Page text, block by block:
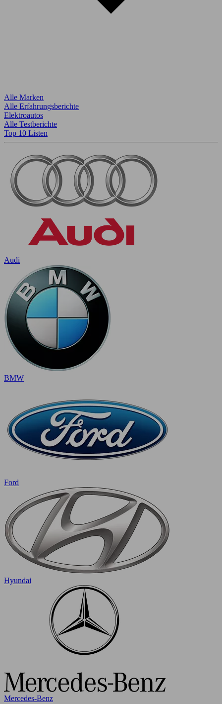
Alle Marken
Alle Erfahrungsberichte
Elektroautos
Alle Testberichte
Top 10 Listen
Audi
BMW
Ford
Hyundai
Mercedes-Benz